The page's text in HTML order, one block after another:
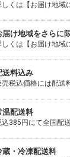
しくは【お届け地域
届け地域をさらに
しくは【お届け地域
送料込み
売税込価格には配送
温配送料
込385円にて全国配
蔵・冷凍配送料